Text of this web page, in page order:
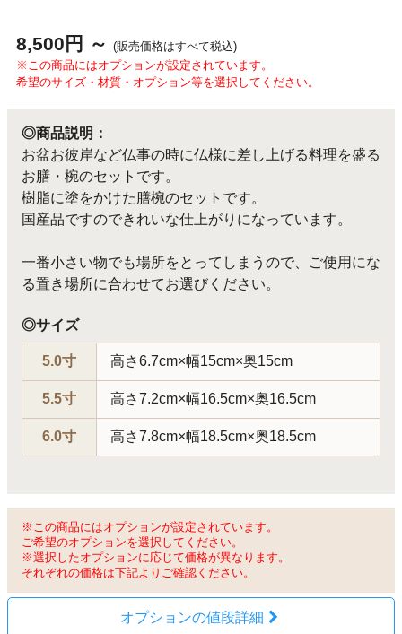
8,500円 ～ (販売価格はすべて税込)
※この商品にはオプションが設定されています。
希望のサイズ・材質・オプション等を選択してください。
◎商品説明：
お盆お彼岸など仏事の時に仏様に差し上げる料理を盛る
お膳・椀のセットです。
樹脂に塗をかけた膳椀のセットです。
国産品ですのできれいな仕上がりになっています。
一番小さい物でも場所をとってしまうので、ご使用にな
る置き場所に合わせてお選びください。
◎サイズ
5.0寸 高さ6.7cm×幅15cm×奥15cm
5.5寸 高さ7.2cm×幅16.5cm×奥16.5cm
6.0寸 高さ7.8cm×幅18.5cm×奥18.5cm
※この商品にはオプションが設定されています。
ご希望のオプションを選択してください。
※選択したオプションに応じて価格が異なります。
それぞれの価格は下記よりご確認ください。
オプションの値段詳細